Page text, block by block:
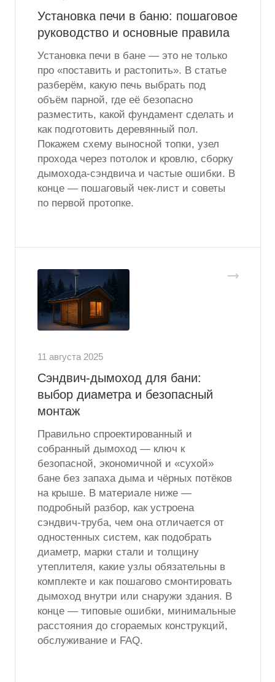
Установка печи в баню: пошаговое
руководство и основные правила
Установка печи в бане — это не только
про «поставить и растопить». В статье
разберём, какую печь выбрать под
объём парной, где её безопасно
разместить, какой фундамент сделать и
как подготовить деревянный пол.
Покажем схему выносной топки, узел
прохода через потолок и кровлю, сборку
дымохода-сэндвича и частые ошибки. В
конце — пошаговый чек-лист и советы
по первой протопке.
11 августа 2025
Сэндвич-дымоход для бани:
выбор диаметра и безопасный
монтаж
Правильно спроектированный и
собранный дымоход — ключ к
безопасной, экономичной и «сухой»
бане без запаха дыма и чёрных потёков
на крыше. В материале ниже —
подробный разбор, как устроена
сэндвич-труба, чем она отличается от
одностенных систем, как подобрать
диаметр, марки стали и толщину
утеплителя, какие узлы обязательны в
комплекте и как пошагово смонтировать
дымоход внутри или снаружи здания. В
конце — типовые ошибки, минимальные
расстояния до сгораемых конструкций,
обслуживание и FAQ.